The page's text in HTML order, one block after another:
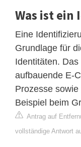
Was ist ein
Eine
Grundlage für
Identitäten.
aufbauende E-
Prozesse
Beispiel beim
Antrag auf
vollständige Antwort